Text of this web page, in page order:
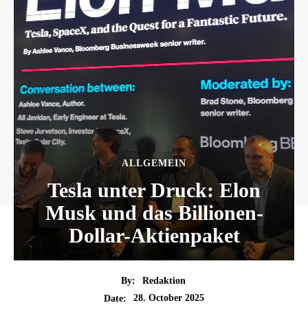
ALLGEMEIN
Tesla unter Druck: Elon
Musk und das Billionen-
Dollar-Aktienpaket
By:
Redaktion
Date:
28. October 2025